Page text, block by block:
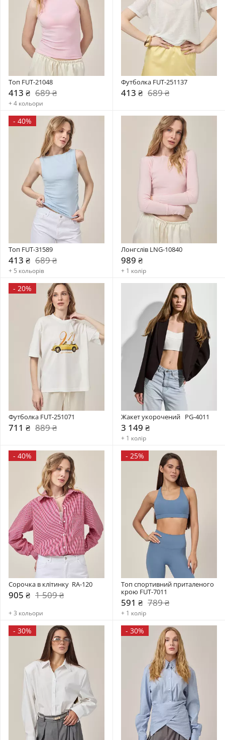
Топ FUT-21048
413 ₴ 689 ₴
+ 4 кольори
Футболка FUT-251137
413 ₴ 689 ₴
- 40%
Топ FUT-31589
413 ₴ 689 ₴
+ 5 кольорів
Лонгслів LNG-10840
989 ₴
+ 1 колір
- 20%
Футболка FUT-251071
711 ₴ 889 ₴
Жакет укорочений   PG-4011
3 149 ₴
+ 1 колір
- 40%
Сорочка в клітинку  RA-120
905 ₴ 1 509 ₴
+ 3 кольори
- 25%
Топ спортивний приталеного
крою FUT-7011
591 ₴ 789 ₴
+ 1 колір
- 30% - 30%